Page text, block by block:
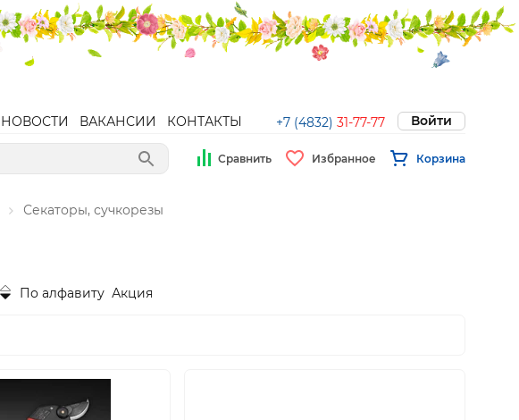
НОВОСТИ ВАКАНСИИ КОНТАКТЫ +7 (4832) 31-77-77 Войти
Сравнить Избранное Корзина
Секаторы, сучкорезы
По алфавиту Акция